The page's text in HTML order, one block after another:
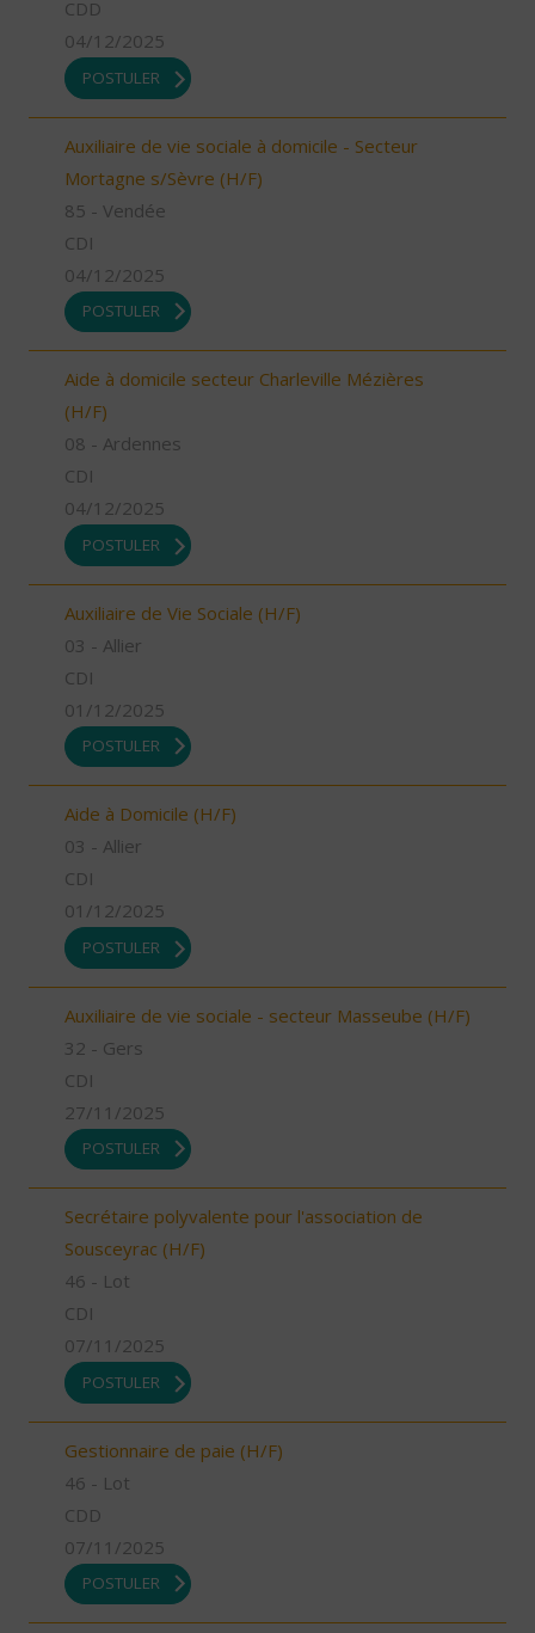
CDD
04/12/2025
POSTULER
Auxiliaire de vie sociale à domicile - Secteur
Mortagne s/Sèvre (H/F)
85 - Vendée
CDI
04/12/2025
POSTULER
Aide à domicile secteur Charleville Mézières
(H/F)
08 - Ardennes
CDI
04/12/2025
POSTULER
Auxiliaire de Vie Sociale (H/F)
03 - Allier
CDI
01/12/2025
POSTULER
Aide à Domicile (H/F)
03 - Allier
CDI
01/12/2025
POSTULER
Auxiliaire de vie sociale - secteur Masseube (H/F)
32 - Gers
CDI
27/11/2025
POSTULER
Secrétaire polyvalente pour l'association de
Sousceyrac (H/F)
46 - Lot
CDI
07/11/2025
POSTULER
Gestionnaire de paie (H/F)
46 - Lot
CDD
07/11/2025
POSTULER